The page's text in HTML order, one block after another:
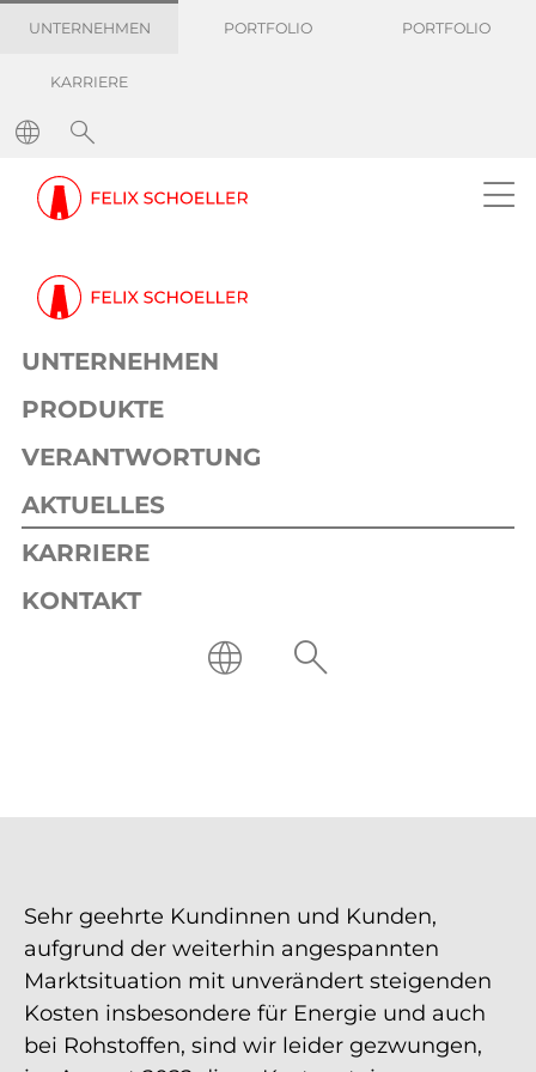
UNTERNEHMEN PORTFOLIO PORTFOLIO
KARRIERE
UNTERNEHMEN
PRODUKTE
VERANTWORTUNG
AKTUELLES
KARRIERE
KONTAKT
27. Juli 2022 1 min
KUNDENINFORMATION:
Preiserhöhung im August 2022
Sehr geehrte Kundinnen und Kunden,
aufgrund der weiterhin angespannten
Marktsituation mit unverändert steigenden
Kosten insbesondere für Energie und auch
bei Rohstoffen, sind wir leider gezwungen,